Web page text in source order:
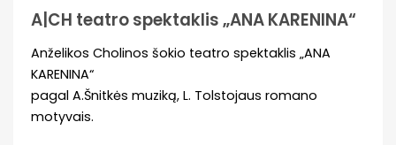
A|CH teatro spektaklis „ANA KARENINA“
Anželikos Cholinos šokio teatro spektaklis „ANA
KARENINA“
pagal A.Šnitkės muziką, L. Tolstojaus romano
motyvais.